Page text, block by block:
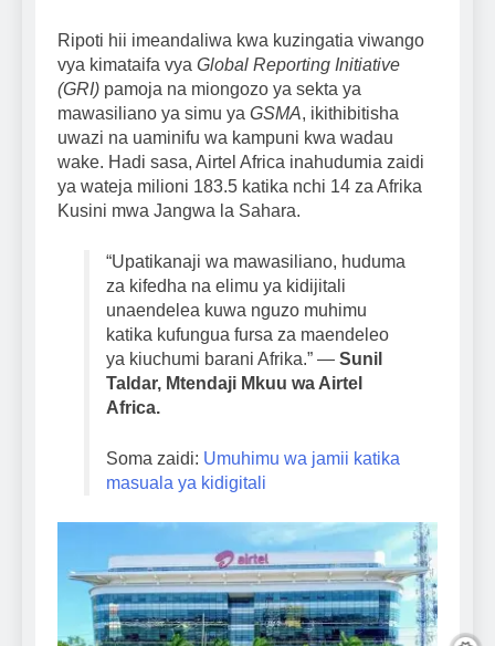
Ripoti hii imeandaliwa kwa kuzingatia viwango
vya kimataifa vya Global Reporting Initiative
(GRI) pamoja na miongozo ya sekta ya
mawasiliano ya simu ya GSMA, ikithibitisha
uwazi na uaminifu wa kampuni kwa wadau
wake. Hadi sasa, Airtel Africa inahudumia zaidi
ya wateja milioni 183.5 katika nchi 14 za Afrika
Kusini mwa Jangwa la Sahara.
“Upatikanaji wa mawasiliano, huduma
za kifedha na elimu ya kidijitali
unaendelea kuwa nguzo muhimu
katika kufungua fursa za maendeleo
ya kiuchumi barani Afrika.” — Sunil
Taldar, Mtendaji Mkuu wa Airtel
Africa.
Soma zaidi: Umuhimu wa jamii katika
masuala ya kidigitali